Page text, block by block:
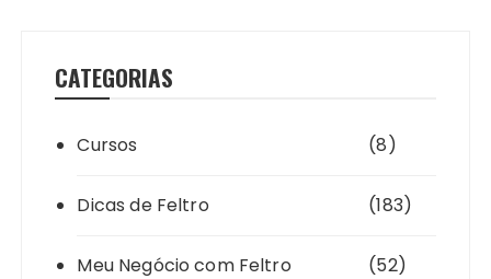
CATEGORIAS
Cursos (8)
Dicas de Feltro (183)
Meu Negócio com Feltro (52)